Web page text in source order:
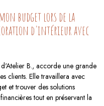
budget lors de la
d'intérieur avec
B., accorde une grande
clients. Elle travaillera avec
et trouver des solutions
tout en préservant la